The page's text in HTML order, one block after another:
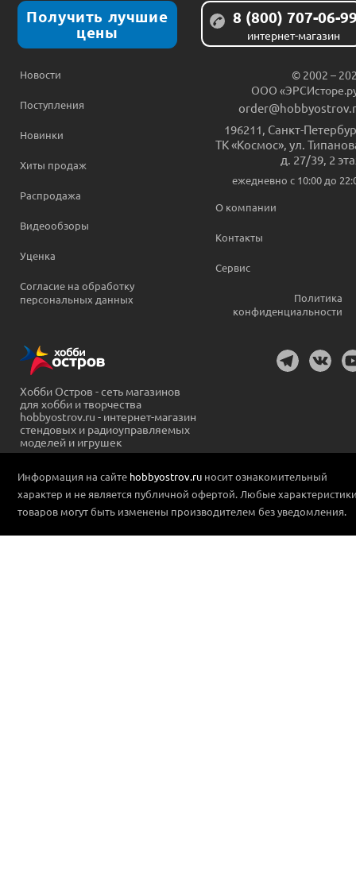
Получить лучшие
цены
8 (800) 707-06-
интернет-магазин
Новости
Поступления
Новинки
Хиты продаж
Распродажа
Видеообзоры
Уценка
Согласие на обработку
персональных данных
© 2002 –
ООО
196211 Санкт-
ТК «Космос», ул.
д. 27/39, 2
ежедневно c 10:00 до
О компании
Контакты
Сервис
Политика
конфиденциальности
Хобби Остров - сеть магазинов
для хобби и творчества
hobbyostrov.ru - интернет-магазин
стендовых и радиоуправляемых
моделей и игрушек
Информация на сайте hobbyostrov.ru носит ознакомительный
характер и не является публичной офертой. Любые
товаров могут быть изменены производителем без уведомления.